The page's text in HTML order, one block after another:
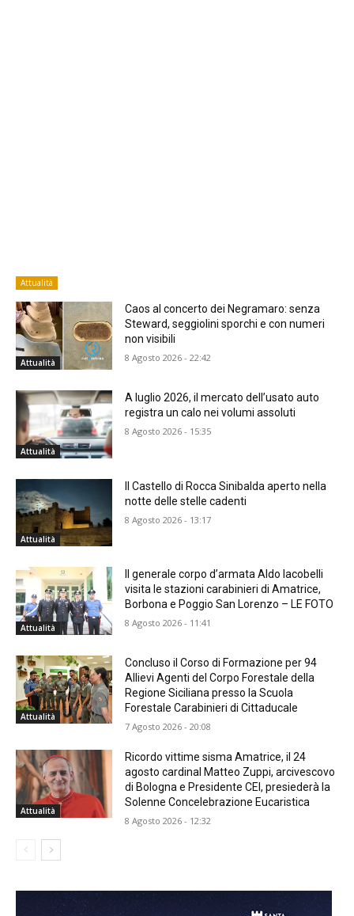
Attualità
Attualità
Caos al concerto dei Negramaro: senza
Steward, seggiolini sporchi e con numeri
non visibili
8 Agosto 2026 - 22:42
Attualità
A luglio 2026, il mercato dell’usato auto
registra un calo nei volumi assoluti
8 Agosto 2026 - 15:35
Attualità
Il Castello di Rocca Sinibalda aperto nella
notte delle stelle cadenti
8 Agosto 2026 - 13:17
Attualità
Il generale corpo d’armata Aldo Iacobelli
visita le stazioni carabinieri di Amatrice,
Borbona e Poggio San Lorenzo – LE FOTO
8 Agosto 2026 - 11:41
Attualità
Concluso il Corso di Formazione per 94
Allievi Agenti del Corpo Forestale della
Regione Siciliana presso la Scuola
Forestale Carabinieri di Cittaducale
7 Agosto 2026 - 20:08
Attualità
Ricordo vittime sisma Amatrice, il 24
agosto cardinal Matteo Zuppi, arcivescovo
di Bologna e Presidente CEI, presiederà la
Solenne Concelebrazione Eucaristica
8 Agosto 2026 - 12:32